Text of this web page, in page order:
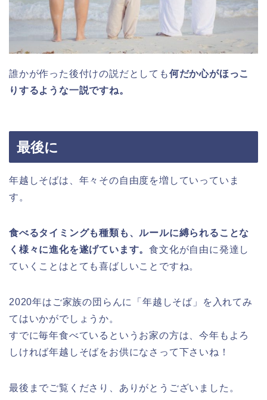
誰かが作った後付けの説だとしても何だか心がほっこ
りするような一説ですね。
最後に
年越しそばは、年々その自由度を増していっていま
す。
食べるタイミングも種類も、ルールに縛られることな
く様々に進化を遂げています。食文化が自由に発達し
ていくことはとても喜ばしいことですね。
2020年はご家族の団らんに「年越しそば」を入れてみ
てはいかがでしょうか。
すでに毎年食べているというお家の方は、今年もよろ
しければ年越しそばをお供になさって下さいね！
最後までご覧くださり、ありがとうございました。